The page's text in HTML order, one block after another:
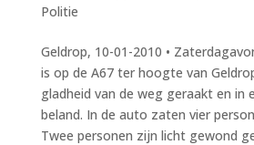
Politie
Geldrop, 10-01-2010 •
is op de A67 ter hoogte van
gladheid van de weg geraakt en in
beland. In de auto zaten vier
Twee personen zijn licht gewond